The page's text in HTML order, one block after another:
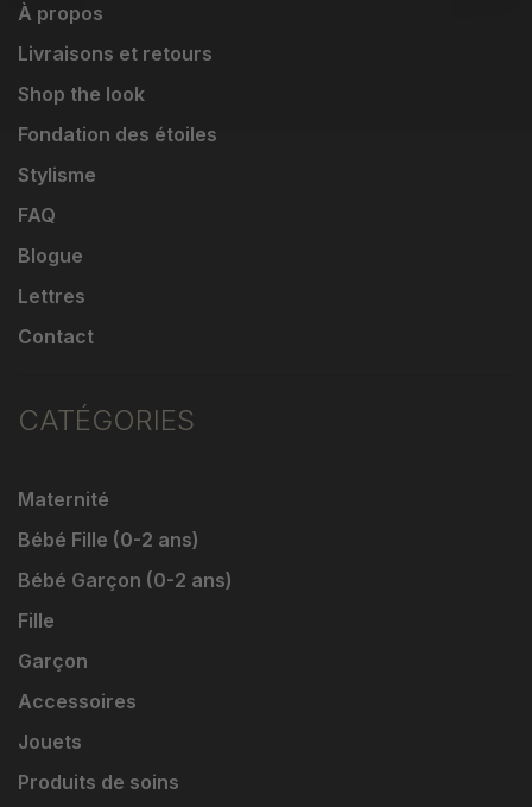
À propos
Livraisons et retours
Shop the look
Fondation des étoiles
Stylisme
FAQ
Blogue
Lettres
Contact
CATÉGORIES
Maternité
Bébé Fille (0-2 ans)
Bébé Garçon (0-2 ans)
Fille
Garçon
Accessoires
Jouets
Produits de soins